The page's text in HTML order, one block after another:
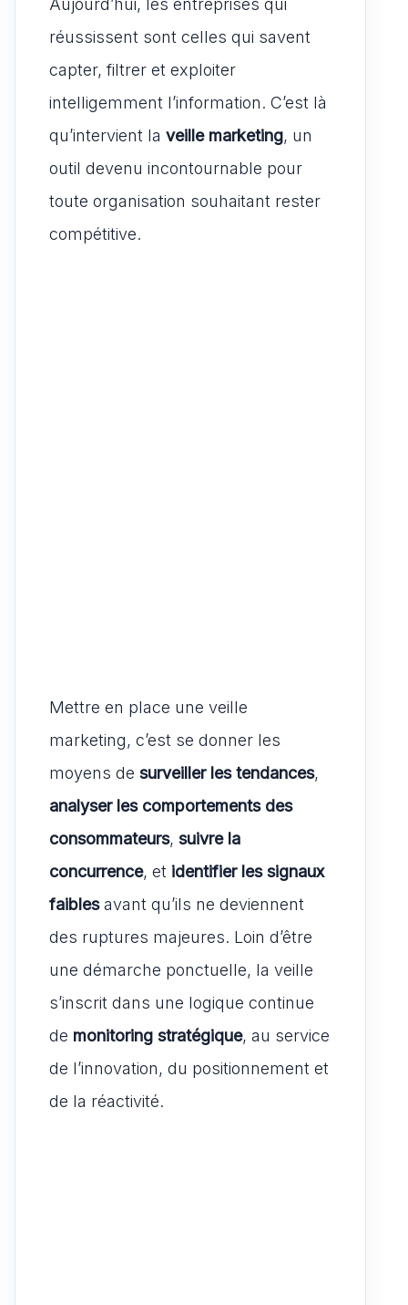
k
n
Aujourd’hui, les entreprises qui
réussissent sont celles qui savent
capter, filtrer et exploiter
intelligemment l’information. C’est là
qu’intervient la veille marketing, un
outil devenu incontournable pour
toute organisation souhaitant rester
compétitive.
Mettre en place une veille
marketing, c’est se donner les
moyens de surveiller les tendances,
analyser les comportements des
consommateurs, suivre la
concurrence, et identifier les signaux
faiblesavant qu’ils ne deviennent
des ruptures majeures. Loin d’être
une démarche ponctuelle, la veille
s’inscrit dans une logique continue
de monitoring stratégique, au service
de l’innovation, du positionnement et
de la réactivité.